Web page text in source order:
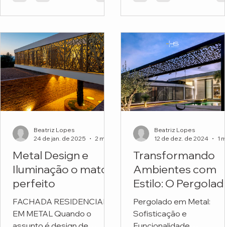
do...
Metal Design e
Iluminação o match
perfeito
FACHADA RESIDENCIAL
EM METAL Quando o
Beatriz Lopes
24 de jan. de 2025
Transformando
Ambientes com
Estilo: O
em Metal
Personalizado da
Pergolado em Metal:
Sofisticação e
Beatriz Lopes
12 de dez. de 2024